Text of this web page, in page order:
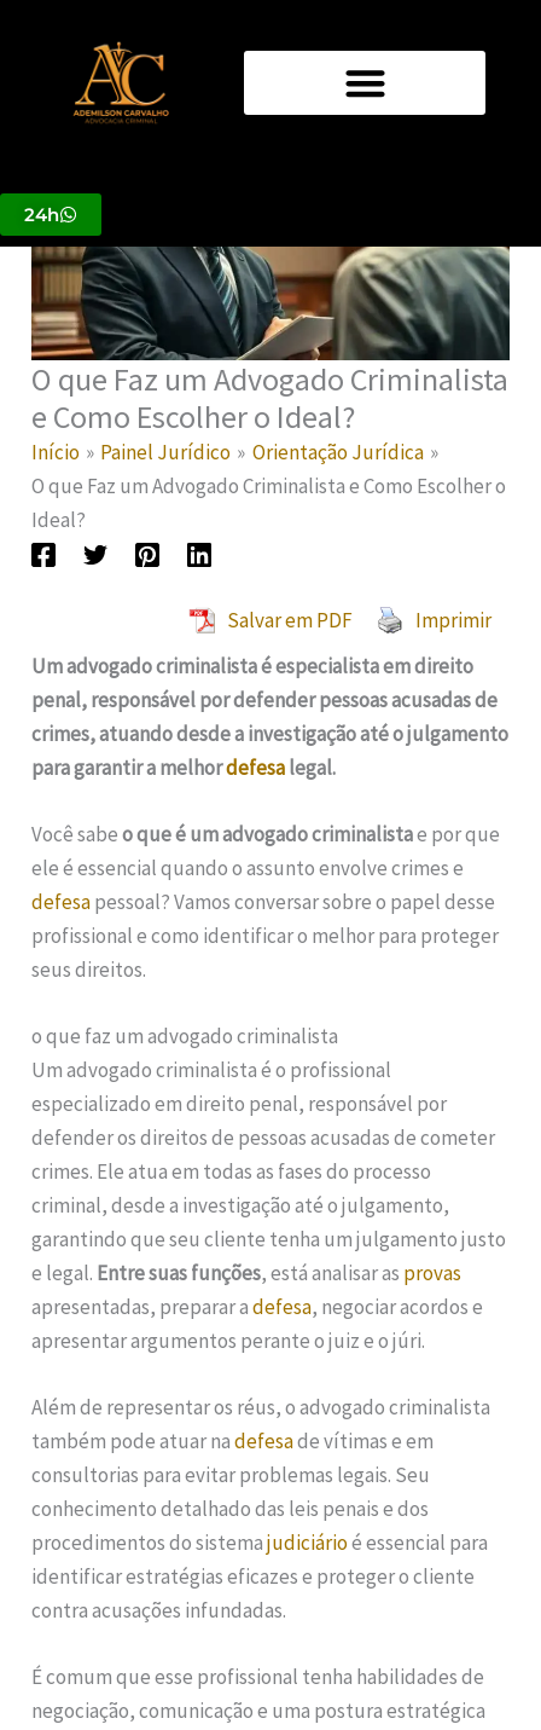
conteúdo
24h
O que Faz um Advogado Criminalista
e Como Escolher o Ideal?
Início Painel Jurídico
Orientação Jurídica
O que Faz um Advogado Criminalista e Como Escolher o
Ideal?
Salvar em PDF
Imprimir
Um advogado criminalista é especialista em direito
penal, responsável por defender pessoas acusadas de
crimes, atuando desde a investigação até o julgamento
para garantir a melhordefesalegal.
Você sabeo que é um advogado criminalistae por que
ele é essencial quando o assunto envolve crimes e
defesapessoal? Vamos conversar sobre o papel desse
profissional e como identificar o melhor para proteger
seus direitos.
o que faz um advogado criminalista
Um advogado criminalista é o profissional
especializado em direito penal, responsável por
defender os direitos de pessoas acusadas de cometer
crimes. Ele atua em todas as fases do processo
criminal, desde a investigação até o julgamento,
garantindo que seu cliente tenha um julgamento justo
e legal. Entre suas funções, está analisar as provas
apresentadas, preparar adefesa, negociar acordos e
apresentar argumentos perante o juiz e o júri.
Além de representar os réus, o advogado criminalista
também pode atuar nadefesade vítimas e em
consultorias para evitar problemas legais. Seu
conhecimento detalhado das leis penais e dos
procedimentos do sistemajudiciárioé essencial para
identificar estratégias eficazes e proteger o cliente
contra acusações infundadas.
É comum que esse profissional tenha habilidades de
negociação, comunicação e uma postura estratégica